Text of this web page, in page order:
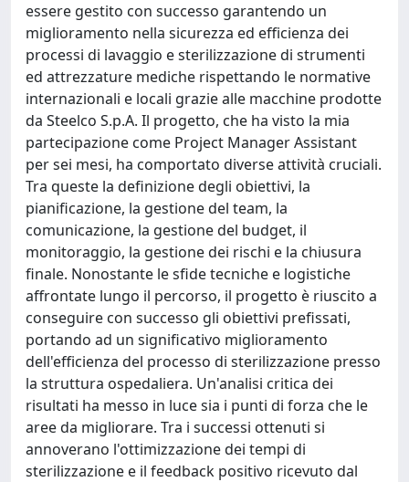
essere gestito con successo garantendo un
miglioramento nella sicurezza ed efficienza dei
processi di lavaggio e sterilizzazione di strumenti
ed attrezzature mediche rispettando le normative
internazionali e locali grazie alle macchine prodotte
da Steelco S.p.A. Il progetto, che ha visto la mia
partecipazione come Project Manager Assistant
per sei mesi, ha comportato diverse attività cruciali.
Tra queste la definizione degli obiettivi, la
pianificazione, la gestione del team, la
comunicazione, la gestione del budget, il
monitoraggio, la gestione dei rischi e la chiusura
finale. Nonostante le sfide tecniche e logistiche
affrontate lungo il percorso, il progetto è riuscito a
conseguire con successo gli obiettivi prefissati,
portando ad un significativo miglioramento
dell'efficienza del processo di sterilizzazione presso
la struttura ospedaliera. Un'analisi critica dei
risultati ha messo in luce sia i punti di forza che le
aree da migliorare. Tra i successi ottenuti si
annoverano l'ottimizzazione dei tempi di
sterilizzazione e il feedback positivo ricevuto dal